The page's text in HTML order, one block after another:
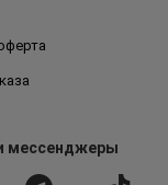
мессенджеры